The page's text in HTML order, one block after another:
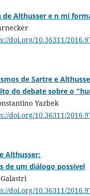
de Althusser e n mi
doi.org/10.36311/
de Sartre e
do debate sobre o
Yazbek
doi.org/10.36311/
Althusser:
de um diálogo possível
doi.org/10.36311/